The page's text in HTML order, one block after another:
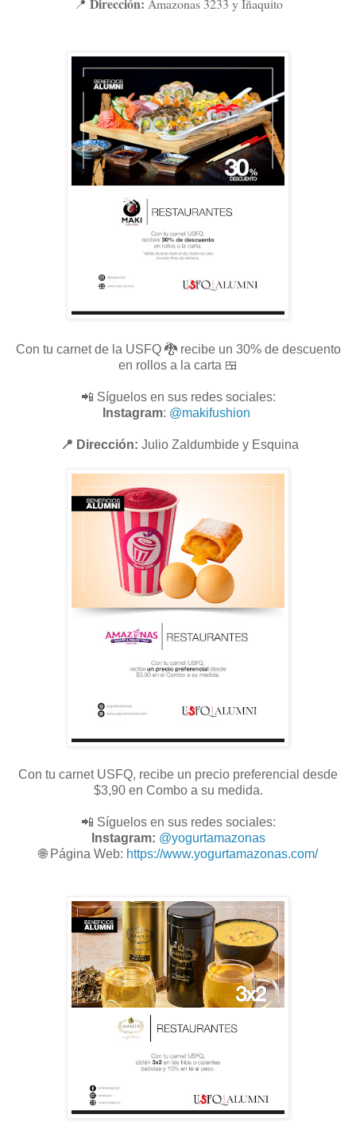
📍 Dirección: Amazonas 3233 y Iñaquito
Con tu carnet de la USFQ 🐉 recibe un 30% de descuento
en rollos a la carta 🍱
📲 Síguelos en sus redes sociales:
Instagram: @makifushion
📍 Dirección: Julio Zaldumbide y Esquina
Con tu carnet USFQ, recibe un precio preferencial desde
$3,90 en Combo a su medida.
📲 Síguelos en sus redes sociales:
Instagram: @yogurtamazonas
🌐 Página Web: https://www.yogurtamazonas.com/